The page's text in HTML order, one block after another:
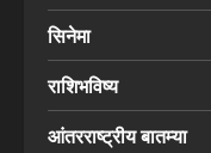
सिनेमा
राशिभविष्य
आंतरराष्ट्रीय बातम्या